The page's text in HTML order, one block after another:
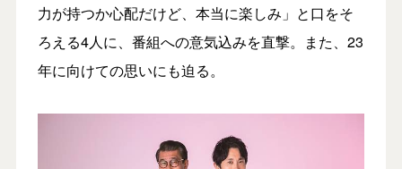
力が持つか心配だけど、本当に楽しみ」と口をそ
ろえる4人に、番組への意気込みを直撃。また、23
年に向けての思いにも迫る。